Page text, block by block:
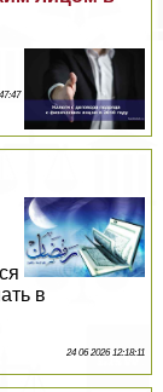
в
24 06 2026 12:18:11